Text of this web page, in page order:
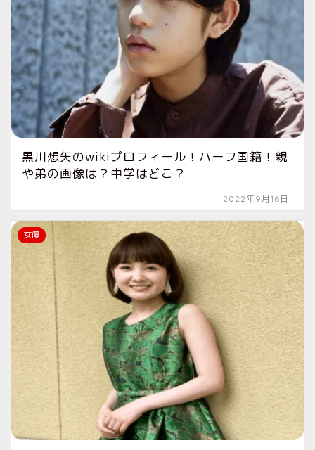
黒川想矢のwikiプロフィール！ハーフ国籍！親
や弟の画像は？中学はどこ？
2022年9月16日
女優